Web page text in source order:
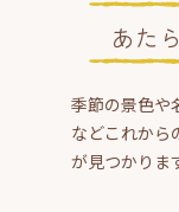
あた
季節の景色や
などこれから
が見つかりま